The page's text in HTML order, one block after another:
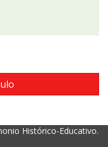
Histórico-Educativo.